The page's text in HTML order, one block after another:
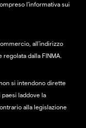
l'informativa sui
all'indirizzo
regolata dalla FINMA.
si intendono dirette
laddove la
alla legislazione